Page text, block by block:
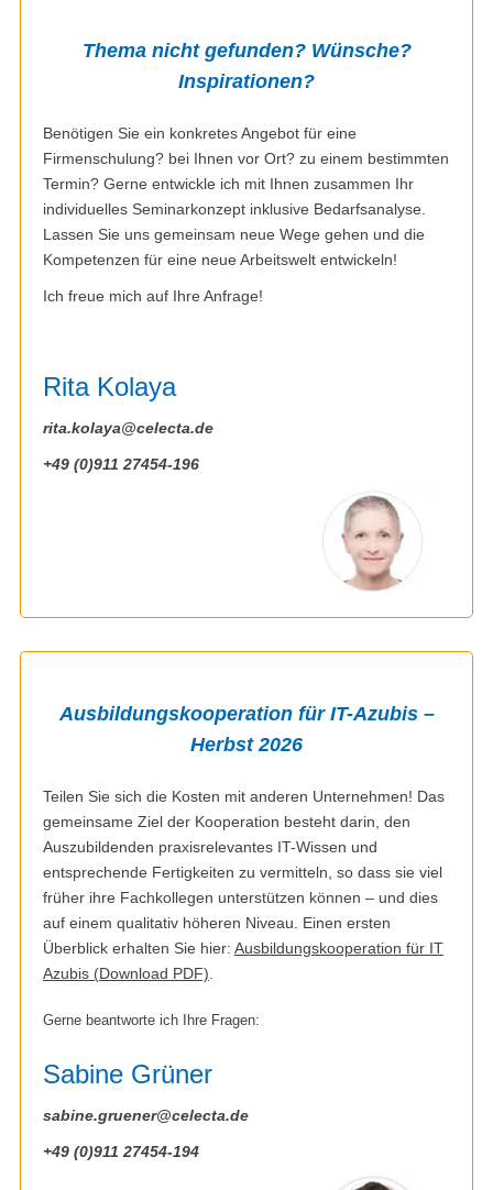
VBA Programmierung mit Microsoft Access
VBA Programmierung mit Microsoft Access
Grundlagen
Adobe After Effects
Adobe Dreamweaver
Adobe Fireworks
Adobe InDesign
Adobe Premiere Pro
Cinema 4D
CorelDraw
CorelPhotoPaint
QuarkXPress
Anwender
Thema nicht gefunden? Wünsche?
Inspirationen?
Benötigen Sie ein konkretes Angebot für eine
Firmenschulung? bei Ihnen vor Ort? zu einem bestimmten
Termin? Gerne entwickle ich mit Ihnen zusammen Ihr
individuelles Seminarkonzept inklusive Bedarfsanalyse.
Lassen Sie uns gemeinsam neue Wege gehen und die
Kompetenzen für eine neue Arbeitswelt entwickeln!
Ich freue mich auf Ihre Anfrage!
Rita Kolaya
rita.kolaya@celecta.de
+49 (0)911 27454-196
Ausbildungskooperation für IT-Azubis –
Herbst 2026
Teilen Sie sich die Kosten mit anderen Unternehmen! Das
gemeinsame Ziel der Kooperation besteht darin, den
Auszubildenden praxisrelevantes IT-Wissen und
entsprechende Fertigkeiten zu vermitteln, so dass sie viel
früher ihre Fachkollegen unterstützen können – und dies
auf einem qualitativ höheren Niveau. Einen ersten
Überblick erhalten Sie hier: Ausbildungskooperation für IT
Azubis (Download PDF).
Gerne beantworte ich Ihre Fragen:
Sabine Grüner
sabine.gruener@celecta.de
+49 (0)911 27454-194